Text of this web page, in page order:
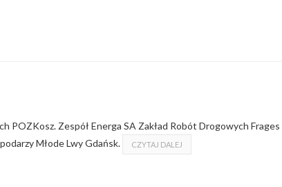
POZKosz. Zespół Energa SA Zakład Robót Drogowych Frages
Młode Lwy Gdańsk.
CZYTAJ DALEJ